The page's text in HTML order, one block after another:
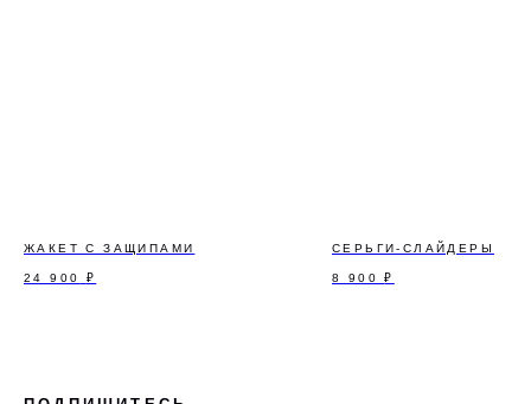
ЖАКЕТ С ЗАЩИПАМИ
24 900 ₽
СЕРЬГИ-СЛАЙДЕРЫ
8 900 ₽